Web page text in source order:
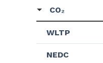
CO₂
WLTP
NEDC